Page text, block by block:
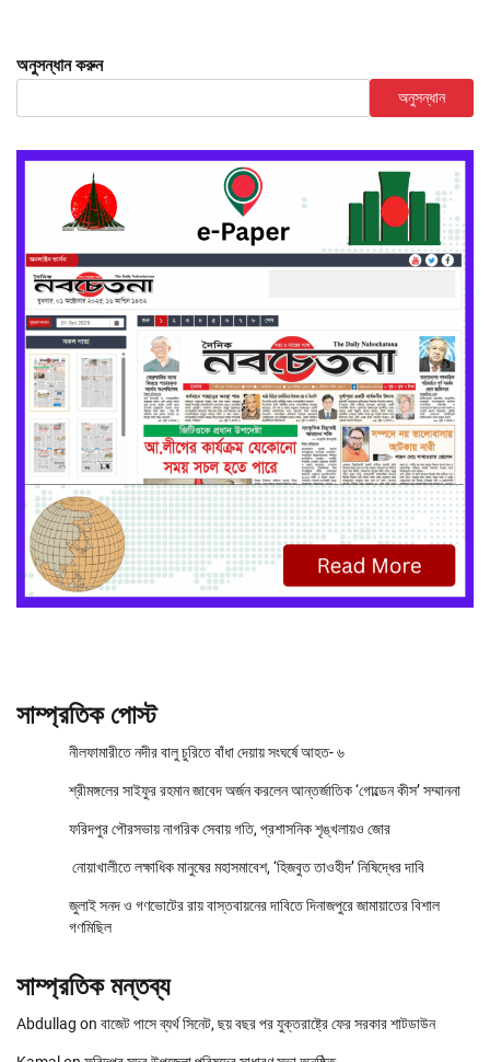
অনুসন্ধান করুন
অনুসন্ধান
সাম্প্রতিক পোস্ট
নীলফামারীতে নদীর বালু চুরিতে বাঁধা দেয়ায় সংঘর্ষে আহত- ৬
শ্রীমঙ্গলের সাইফুর রহমান জাবেদ অর্জন করলেন আন্তর্জাতিক ‘গোল্ডেন কীস’ সম্মাননা
ফরিদপুর পৌরসভায় নাগরিক সেবায় গতি, প্রশাসনিক শৃঙ্খলায়ও জোর
নোয়াখালীতে লক্ষাধিক মানুষের মহাসমাবেশ, ‘হিজবুত তাওহীদ’ নিষিদ্ধের দাবি
জুলাই সনদ ও গণভোটের রায় বাস্তবায়নের দাবিতে দিনাজপুরে জামায়াতের বিশাল
গণমিছিল
সাম্প্রতিক মন্তব্য
Abdullag on বাজেট পাসে ব্যর্থ সিনেট, ছয় বছর পর যুক্তরাষ্ট্রে ফের সরকার শাটডাউন